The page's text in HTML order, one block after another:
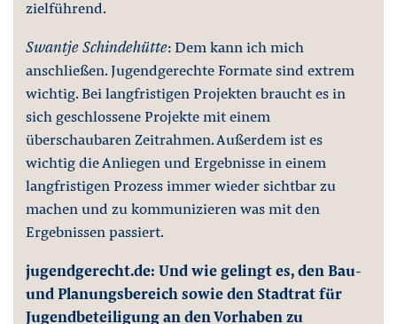
zielführend.
Swantje Schindehütte: Dem kann ich mich
anschließen. Jugendgerechte Formate sind extrem
wichtig. Bei langfristigen Projekten braucht es in
sich geschlossene Projekte mit einem
überschaubaren Zeitrahmen. Außerdem ist es
wichtig die Anliegen und Ergebnisse in einem
langfristigen Prozess immer wieder sichtbar zu
machen und zu kommunizieren was mit den
Ergebnissen passiert.
jugendgerecht.de: Und wie gelingt es, den Bau-
und Planungsbereich sowie den Stadtrat für
Jugendbeteiligung an den Vorhaben zu